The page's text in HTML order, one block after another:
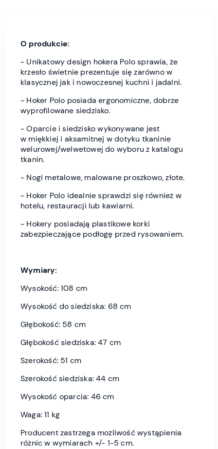
O produkcie:
- Unikatowy design hokera Polo sprawia, że
krzesło świetnie prezentuje się zarówno w
klasycznej jak i nowoczesnej kuchni i jadalni.
- Hoker Polo posiada ergonomiczne, dobrze
wyprofilowane siedzisko.
- Oparcie i siedzisko wykonywane jest
w miękkiej i aksamitnej w dotyku tkaninie
welurowej/welwetowej do wyboru z katalogu
tkanin.
- Nogi metalowe, malowane proszkowo, złote.
- Hoker Polo idealnie sprawdzi się również w
hotelu, restauracji lub kawiarni.
- Hokery posiadają plastikowe korki
zabezpieczające podłogę przed rysowaniem.
Wymiary:
Wysokość: 108 cm
Wysokość do siedziska: 68 cm
Głębokość: 58 cm
Głębokość siedziska: 47 cm
Szerokość: 51 cm
Szerokość siedziska: 44 cm
Wysokość oparcia: 46 cm
Waga: 11 kg
Producent zastrzega możliwość wystąpienia
różnic w wymiarach +/- 1-5 cm.